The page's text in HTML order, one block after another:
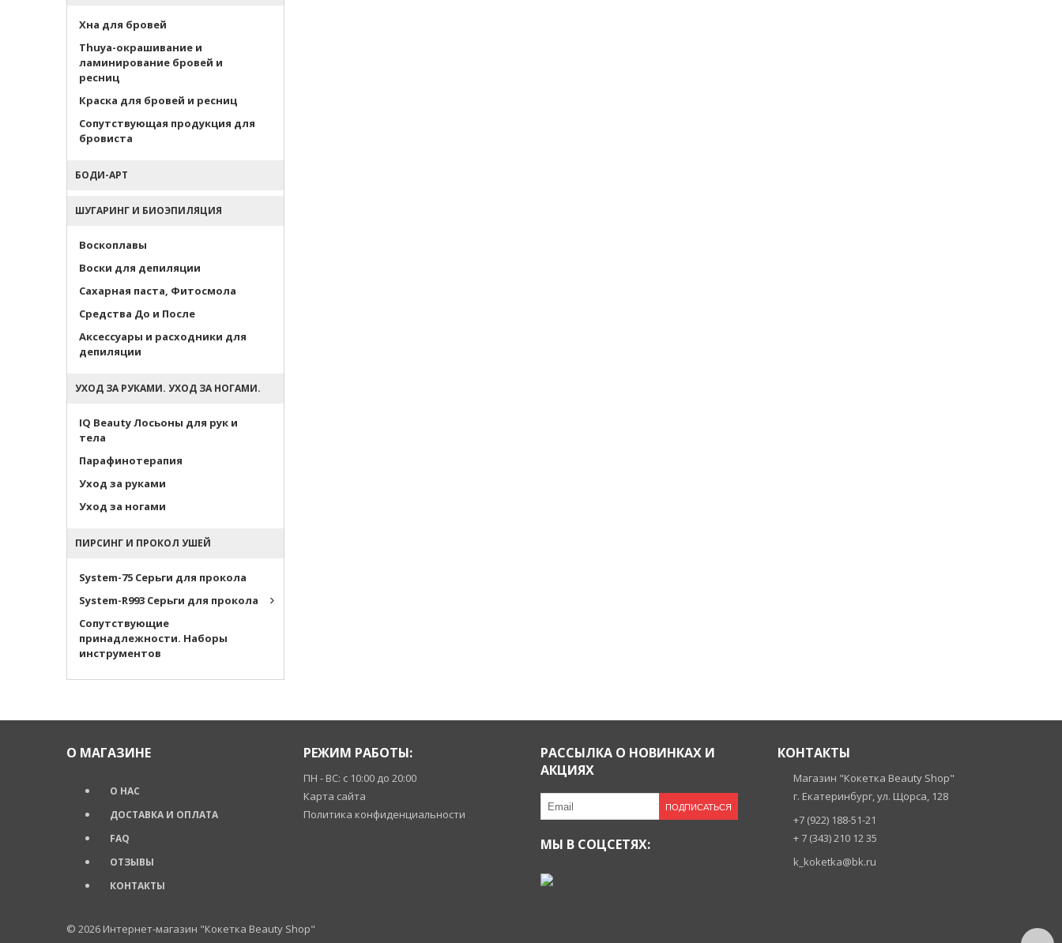
Хна для бровей
Thuya-окрашивание и
ламинирование бровей и
ресниц
Краска для бровей и ресниц
Сопутствующая продукция для
бровиста
БОДИ-АРТ
ШУГАРИНГ И БИОЭПИЛЯЦИЯ
Воскоплавы
Воски для депиляции
Сахарная паста, Фитосмола
Средства До и После
Аксессуары и расходники для
депиляции
УХОД ЗА РУКАМИ. УХОД ЗА НОГАМИ.
IQ Beauty Лосьоны для рук и
тела
Парафинотерапия
Уход за руками
Уход за ногами
ПИРСИНГ И ПРОКОЛ УШЕЙ
System-75 Серьги для прокола
System-R993 Серьги для прокола
Cопутствующие
принадлежности. Наборы
инструментов
О МАГАЗИНЕ
О НАС
ДОСТАВКА И ОПЛАТА
FAQ
ОТЗЫВЫ
КОНТАКТЫ
РЕЖИМ РАБОТЫ:
ПН - ВС: с 10:00 до 20:00
Карта сайта
Политика конфиденциальности
РАССЫЛКА О НОВИНКАХ И
АКЦИЯХ
ПОДПИСАТЬСЯ
МЫ В СОЦСЕТЯХ:
КОНТАКТЫ
Магазин "Кокетка Beauty Shop"
г. Екатеринбург, ул. Щорса, 128
+7 (922) 188-51-21
+ 7 (343) 210 12 35
k_koketka@bk.ru
© 2026 Интернет-магазин "Кокетка Beauty Shop"